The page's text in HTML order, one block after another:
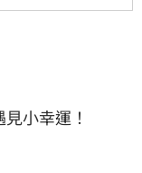
小幸運！